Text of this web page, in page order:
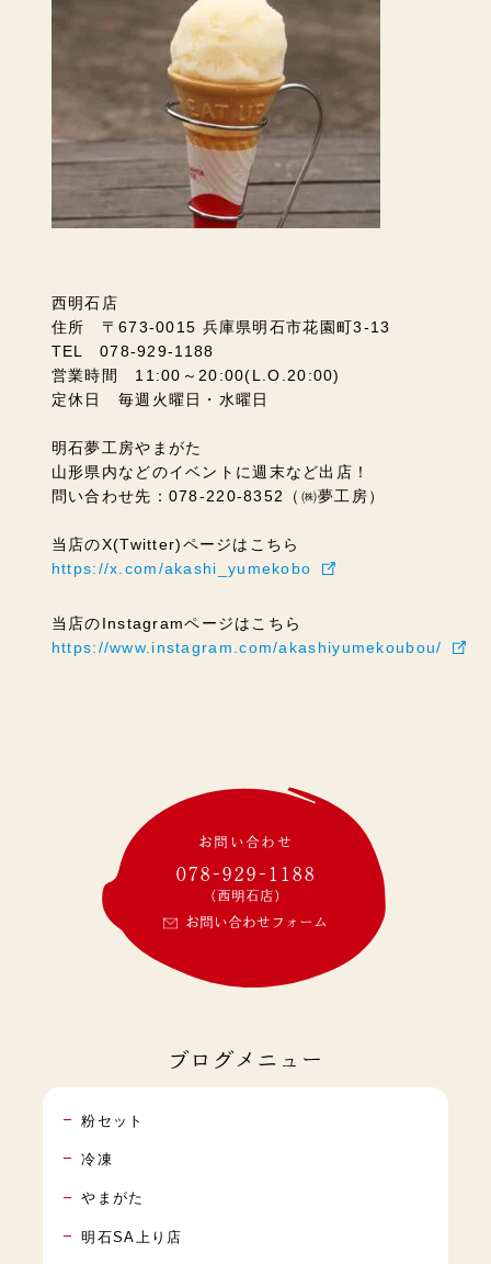
西明石店
住所 〒673-0015 兵庫県明石市花園町3-13
TEL 078-929-1188
営業時間 11:00～20:00(L.O.20:00)
定休日 毎週火曜日・水曜日
明石夢工房やまがた
山形県内などのイベントに週末など出店！
問い合わせ先：078-220-8352（㈱夢工房）
当店のX(Twitter)ページはこちら
https://x.com/akashi_yumekobo
当店のInstagramページはこちら
https://www.instagram.com/akashiyumekoubou/
お問い合わせ
078-929-1188
(西明石店)
お問い合わせフォーム
ブログメニュー
粉セット
冷凍
やまがた
明石SA上り店